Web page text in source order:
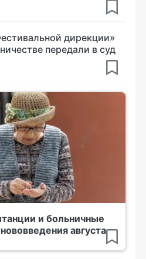
дирекции»
передали в суд
и больничные
августа